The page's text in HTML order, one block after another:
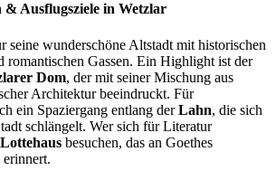
& Ausflugsziele in Wetzlar
seine wunderschöne Altstadt mit historischen
romantischen Gassen. Ein Highlight ist der
Dom, der mit seiner Mischung aus
Architektur beeindruckt. Für
ein Spaziergang entlang derLahn, die sich
schlängelt. Wer sich für Literatur
Lottehaus besuchen, das an Goethes
erinnert.